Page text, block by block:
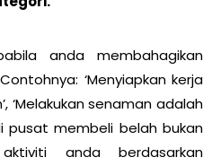
anda membahagikan
‘Menyiapkan kerja
‘Melakukan senaman adalah
pusat membeli belah bukan
anda berdasarkan